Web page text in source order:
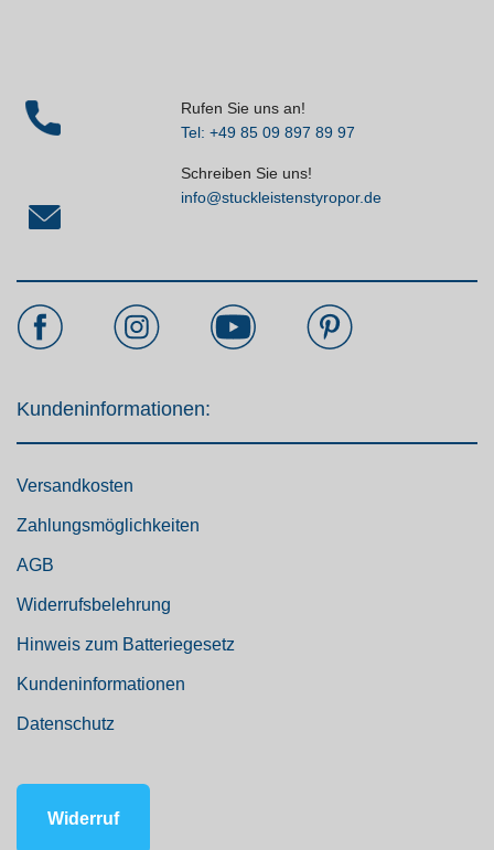
Rufen Sie uns an!
Tel: +49 85 09 897 89 97
Schreiben Sie uns!
info@stuckleistenstyropor.de
Kundeninformationen:
Versandkosten
Zahlungsmöglichkeiten
AGB
Widerrufsbelehrung
Hinweis zum Batteriegesetz
Kundeninformationen
Datenschutz
Widerruf